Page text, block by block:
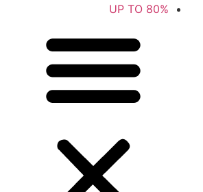
UP TO 80%